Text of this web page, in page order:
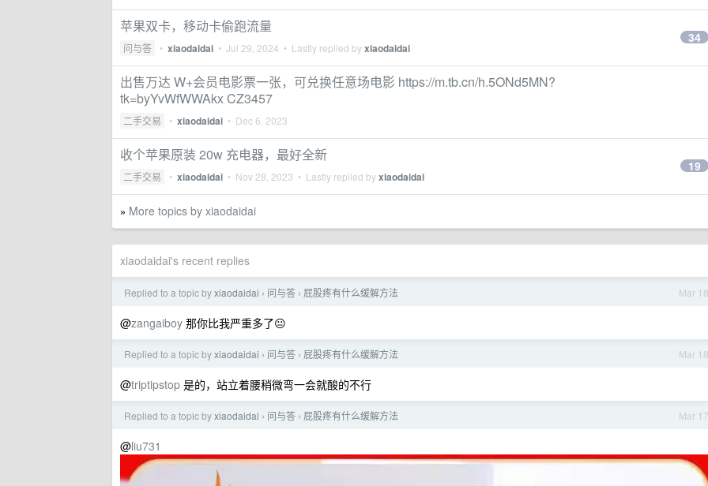
苹果双卡，移动卡偷跑流量
问与答 • xiaodaidai • Jul 29, 2024 • Lastly replied byxiaodaidai
34
出售万达 W+会员电影票一张，可兑换任意场电影 https://m.tb.cn/h.5ONd5MN?
tk=byYvWfWWAkx CZ3457
二手交易 • xiaodaidai • Dec 6, 2023
收个苹果原装 20w 充电器，最好全新
二手交易 • xiaodaidai • Nov 28, 2023 • Lastly replied byxiaodaidai
19
» More topics by xiaodaidai
xiaodaidai's recent replies
Mar 18
Replied to a topic byxiaodaidai › 问与答 › 屁股疼有什么缓解方法
@zangaiboy 那你比我严重多了😐
Mar 18
Replied to a topic byxiaodaidai › 问与答 › 屁股疼有什么缓解方法
@triptipstop 是的，站立着腰稍微弯一会就酸的不行
Mar 17
Replied to a topic byxiaodaidai › 问与答 › 屁股疼有什么缓解方法
@liu731